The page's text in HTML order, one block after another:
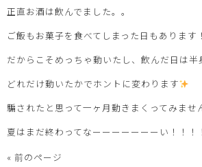
正直お酒は飲んでました。。
ご飯もお菓子を食べてしまった日もあります！
だからこそめっちゃ動いたし、飲んだ日は半
どれだけ動いたかでホントに変わります
騙されたと思って一ヶ月動きまくってみませ
夏はまだ終わってなーーーーーーーい！！！！
« 前のページ